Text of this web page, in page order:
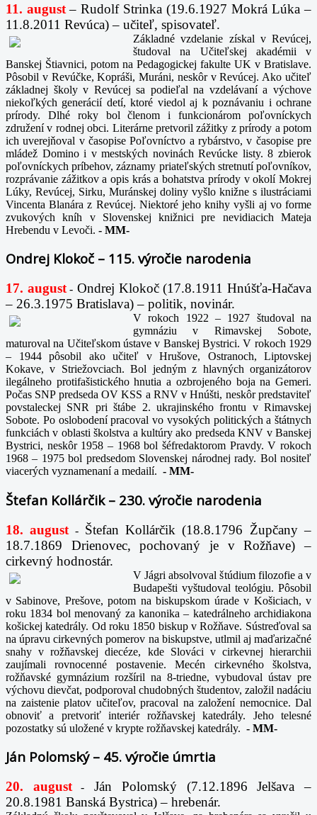
11. august – Rudolf Strinka (19.6.1927 Mokrá Lúka –
11.8.2011 Revúca) – učiteľ, spisovateľ.
Základné vzdelanie získal v Revúcej,
študoval na Učiteľskej akadémii v
Banskej Štiavnici, potom na Pedagogickej fakulte UK v Bratislave.
Pôsobil v Revúčke, Kopráši, Muráni, neskôr v Revúcej. Ako učiteľ
základnej školy v Revúcej sa podieľal na vzdelávaní a výchove
niekoľkých generácií detí, ktoré viedol aj k poznávaniu i ochrane
prírody. Dlhé roky bol členom i funkcionárom poľovníckych
združení v rodnej obci. Literárne pretvoril zážitky z prírody a potom
ich uverejňoval v časopise Poľovníctvo a rybárstvo, v časopise pre
mládež Domino i v mestských novinách Revúcke listy. 8 zbierok
poľovníckych príbehov, záznamy priateľských stretnutí poľovníkov,
rozprávanie zážitkov a opis krás a bohatstva prírody v okolí Mokrej
Lúky, Revúcej, Sirku, Muránskej doliny vyšlo knižne s ilustráciami
Vincenta Blanára z Revúcej. Niektoré jeho knihy vyšli aj vo forme
zvukových kníh v Slovenskej knižnici pre nevidiacich Mateja
Hrebendu v Levoči. - MM-
Ondrej Klokoč – 115. výročie narodenia
17. august- Ondrej Klokoč (17.8.1911 Hnúšťa-Hačava
– 26.3.1975 Bratislava) – politik, novinár.
V rokoch 1922 – 1927 študoval na
gymnáziu v Rimavskej Sobote,
maturoval na Učiteľskom ústave v Banskej Bystrici. V rokoch 1929
– 1944 pôsobil ako učiteľ v Hrušove, Ostranoch, Liptovskej
Kokave, v Striežovciach. Bol jedným z hlavných organizátorov
ilegálneho protifašistického hnutia a ozbrojeného boja na Gemeri.
Počas SNP predseda OV KSS a RNV v Hnúšti, neskôr predstaviteľ
povstaleckej SNR pri štábe 2. ukrajinského frontu v Rimavskej
Sobote. Po oslobodení pracoval vo vysokých politických a štátnych
funkciách v oblasti školstva a kultúry ako predseda KNV v Banskej
Bystrici, neskôr 1958 – 1968 bol šéfredaktorom Pravdy. V rokoch
1968 – 1975 bol predsedom Slovenskej národnej rady. Bol nositeľ
viacerých vyznamenaní a medailí. - MM-
Štefan Kollárčik – 230. výročie narodenia
18. august -
Štefan Kollárčik (18.8.1796 Župčany –
18.7.1869 Drienovec, pochovaný je v Rožňave) –
cirkevný hodnostár.
V Jágri absolvoval štúdium filozofie a v
Budapešti vyštudoval teológiu. Pôsobil
v Sabinove, Prešove, potom na biskupskom úrade v Košiciach, v
roku 1834 bol menovaný za kanonika – katedrálneho archidiakona
košickej katedrály. Od roku 1850 biskup v Rožňave. Sústreďoval sa
na úpravu cirkevných pomerov na biskupstve, utlmil aj maďarizačné
snahy v rožňavskej diecéze, kde Slováci v cirkevnej hierarchii
zaujímali rovnocenné postavenie. Mecén cirkevného školstva,
rožňavské gymnázium rozšíril na 8-triedne, vybudoval ústav pre
výchovu dievčat, podporoval chudobných študentov, založil nadáciu
na zaistenie platov učiteľov, pracoval na založení nemocnice. Dal
obnoviť a pretvoriť interiér rožňavskej katedrály. Jeho telesné
pozostatky sú uložené v krypte rožňavskej katedrály. - MM-
Ján Polomský – 45. výročie úmrtia
20. august-
Ján Polomský (7.12.1896 Jelšava –
20.8.1981 Banská Bystrica) – hrebenár.